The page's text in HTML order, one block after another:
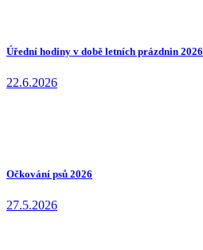
Úřední hodiny v době letních prázdnin 2026
22.6.2026
Očkování psů 2026
27.5.2026